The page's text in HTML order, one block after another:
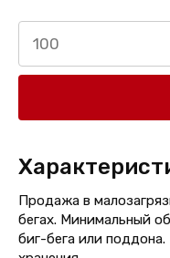
Продажа в
бегах. Минимальный
биг-бега или